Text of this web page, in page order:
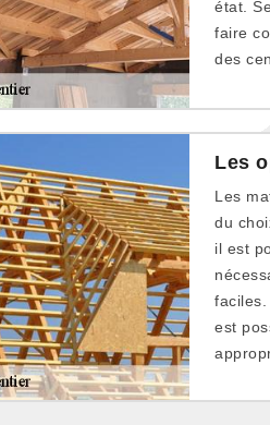
état.
faire
des
Les
Les
du
il est
est